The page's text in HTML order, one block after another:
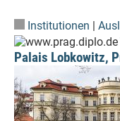
Institutionen |
Palais Lobkowitz,